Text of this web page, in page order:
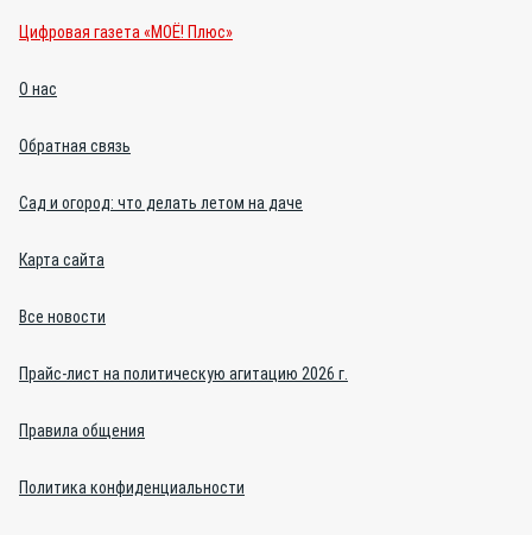
Цифровая газета «МОЁ! Плюс»
О нас
Обратная связь
Сад и огород: что делать летом на даче
Карта сайта
Все новости
Прайс-лист на политическую агитацию 2026 г.
Правила общения
Политика конфиденциальности